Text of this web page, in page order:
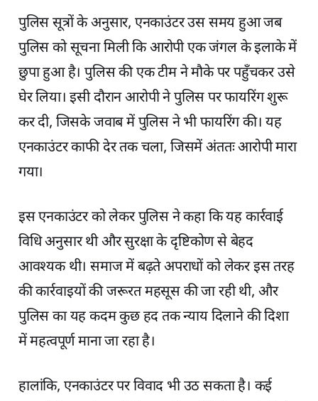
पुलिस सूत्रों के अनुसार, एनकाउंटर उस समय हुआ जब
पुलिस को सूचना मिली कि आरोपी एक जंगल के इलाके में
छुपा हुआ है। पुलिस की एक टीम ने मौके पर पहुँचकर उसे
घेर लिया। इसी दौरान आरोपी ने पुलिस पर फायरिंग शुरू
कर दी, जिसके जवाब में पुलिस ने भी फायरिंग की। यह
एनकाउंटर काफी देर तक चला, जिसमें अंततः आरोपी मारा
गया।
इस एनकाउंटर को लेकर पुलिस ने कहा कि यह कार्रवाई
विधि अनुसार थी और सुरक्षा के दृष्टिकोण से बेहद
आवश्यक थी। समाज में बढ़ते अपराधों को लेकर इस तरह
की कार्रवाइयों की जरूरत महसूस की जा रही थी, और
पुलिस का यह कदम कुछ हद तक न्याय दिलाने की दिशा
में महत्वपूर्ण माना जा रहा है।
हालांकि, एनकाउंटर पर विवाद भी उठ सकता है। कई